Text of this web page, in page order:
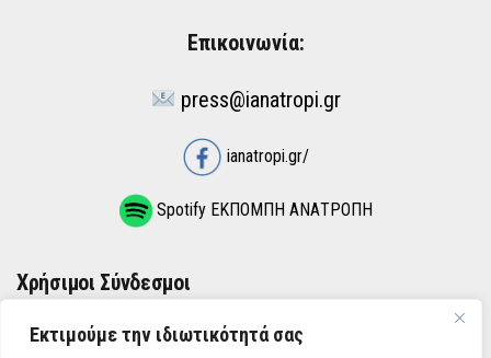
Εκτιμούμε την ιδιωτικότητά σας
Επικοινωνία:
press@ianatropi.gr
ianatropi.gr/
Spotify ΕΚΠΟΜΠΗ ΑΝΑΤΡΟΠΗ
Χρήσιμοι Σύνδεσμοι
ΌΡΟΙ ΧΡΉΣΗΣ